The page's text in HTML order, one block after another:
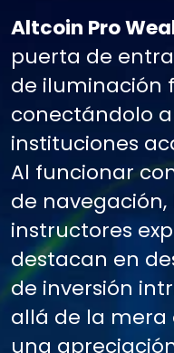
Altcoin Pro
puerta de
de iluminación
conectándolo
instituciones
Al funcionar
de
instructores
destacan en
de inversión
allá de la
una